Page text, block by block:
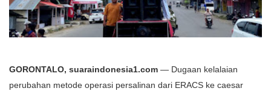
GORONTALO, suaraindonesia1.com — Dugaan kelalaian
perubahan metode operasi persalinan dari ERACS ke caesar